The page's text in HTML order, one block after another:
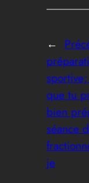
←
que tu
bien
séance
je